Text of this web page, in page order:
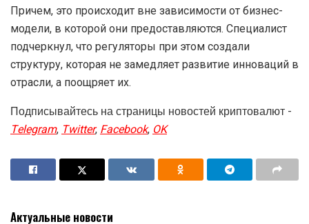
Причем, это происходит вне зависимости от бизнес-
модели, в которой они предоставляются. Специалист
подчеркнул, что регуляторы при этом создали
структуру, которая не замедляет развитие инноваций в
отрасли, а поощряет их.
Подписывайтесь на страницы новостей криптовалют -
Telegram, Twitter, Facebook, OK
Актуальные новости